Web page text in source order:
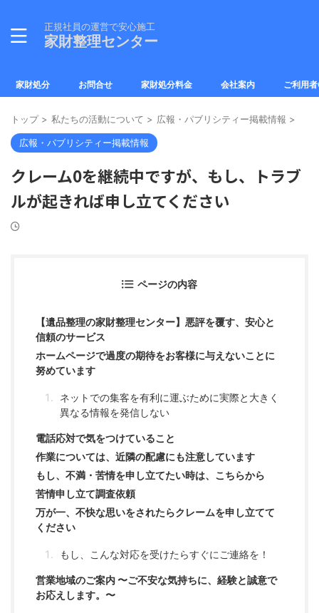
正規社員の運営で安心施工
家財整理センター
家財処分 お問合せ 家財処分料金 会社案内 ご利用
トップ > 私たちの活動について > 広報・パブリシティー掲載情報 >
広報・パブリシティー掲載情報
クレーム0を継続中ですが、もし、トラブ
ルが起きれば申し立てください
ページの内容
【遺品整理の家財整理センター】悪評を覆す、安心と
信頼のサービス
ホームページで過度の期待をお客様に与えないことに
努めています
ネットでの集客を有利に運ぶために実際と大きく
異なる情報を発信しない
電話応対で気をつけていること
作業については、近隣の配慮にも注意しています
もし、不満・苦情を申し立てたい時は、こちらから
苦情申し立て調査依頼
万が一、不快な思いをされたらクレームを申し立てて
ください
もし、こんな対応を受けたらすぐにご連絡を！
営業地域のご案内 〜ご不安な気持ちに、経験と誠意で
お応えします。〜